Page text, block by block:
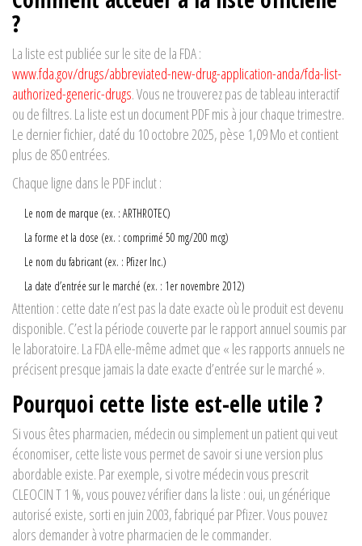
?
La liste est publiée sur le site de la FDA :
www.fda.gov/drugs/abbreviated-new-drug-application-anda/fda-list-
authorized-generic-drugs. Vous ne trouverez pas de tableau interactif
ou de filtres. La liste est un document PDF mis à jour chaque trimestre.
Le dernier fichier, daté du 10 octobre 2025, pèse 1,09 Mo et contient
plus de 850 entrées.
Chaque ligne dans le PDF inclut :
Le nom de marque (ex. : ARTHROTEC)
La forme et la dose (ex. : comprimé 50 mg/200 mcg)
Le nom du fabricant (ex. : Pfizer Inc.)
La date d’entrée sur le marché (ex. : 1er novembre 2012)
Attention : cette date n’est pas la date exacte où le produit est devenu
disponible. C’est la période couverte par le rapport annuel soumis par
le laboratoire. La FDA elle-même admet que « les rapports annuels ne
précisent presque jamais la date exacte d’entrée sur le marché ».
Pourquoi cette liste est-elle utile ?
Si vous êtes pharmacien, médecin ou simplement un patient qui veut
économiser, cette liste vous permet de savoir si une version plus
abordable existe. Par exemple, si votre médecin vous prescrit
CLEOCIN T 1 %, vous pouvez vérifier dans la liste : oui, un générique
autorisé existe, sorti en juin 2003, fabriqué par Pfizer. Vous pouvez
alors demander à votre pharmacien de le commander.